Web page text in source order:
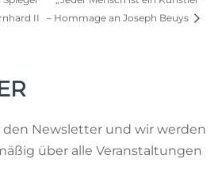
II
– Hommage an Joseph Beuys
den Newsletter und wir werden
über alle Veranstaltungen